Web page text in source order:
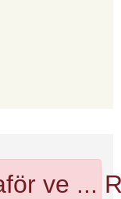
ve ...